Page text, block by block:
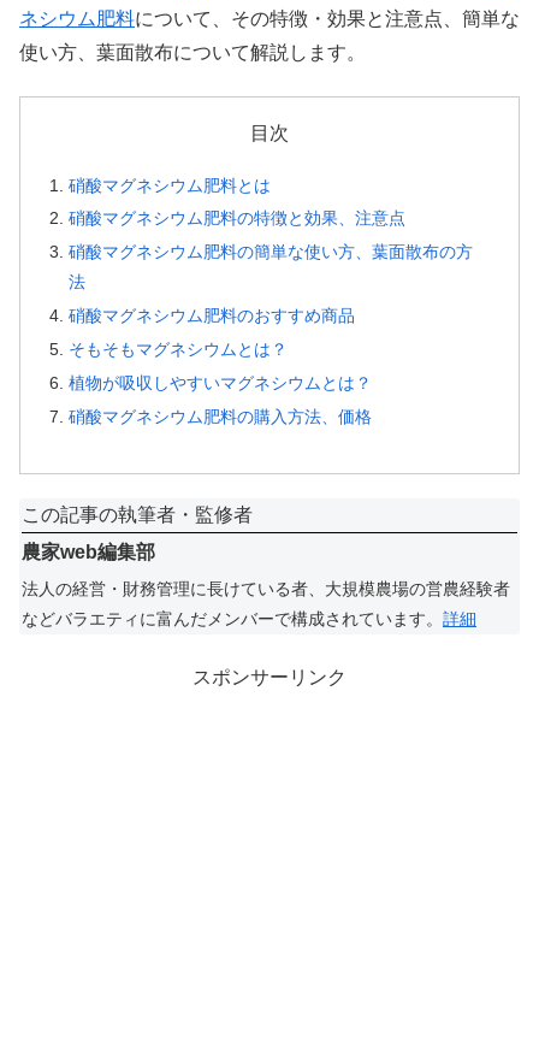
ネシウム肥料について、その特徴・効果と注意点、簡単な
使い方、葉面散布について解説します。
目次
硝酸マグネシウム肥料とは
硝酸マグネシウム肥料の特徴と効果、注意点
硝酸マグネシウム肥料の簡単な使い方、葉面散布の方
法
硝酸マグネシウム肥料のおすすめ商品
そもそもマグネシウムとは？
植物が吸収しやすいマグネシウムとは？
硝酸マグネシウム肥料の購入方法、価格
この記事の執筆者・監修者
農家web編集部
法人の経営・財務管理に長けている者、大規模農場の営農経験者
などバラエティに富んだメンバーで構成されています。 詳細
スポンサーリンク